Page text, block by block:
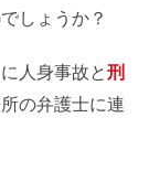
しょうか？
人身事故と刑
の弁護士に連